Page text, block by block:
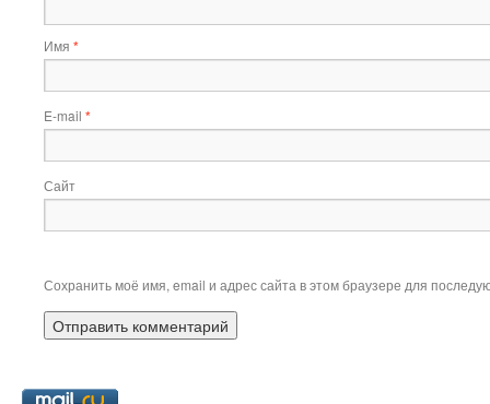
Имя *
E-mail *
Сайт
Сохранить моё имя, email и адрес сайта в этом браузере для